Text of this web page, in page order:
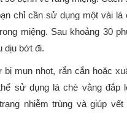
chỉ cần sử dụng một vài lá
miệng. Sau khoảng 30
dịu bớt đi.
mụn nhọt, rắn cắn hoặc
sử dụng lá chè vằng đắp
nhiễm trùng và giúp